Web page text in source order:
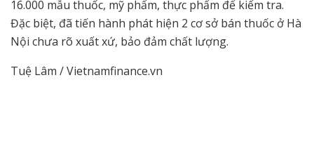
16.000 mẫu thuốc, mỹ phẩm, thực phẩm để kiểm tra.
Đặc biệt, đã tiến hành phát hiện 2 cơ sở bán thuốc ở Hà
Nội chưa rõ xuất xứ, bảo đảm chất lượng.
Tuệ Lâm / Vietnamfinance.vn